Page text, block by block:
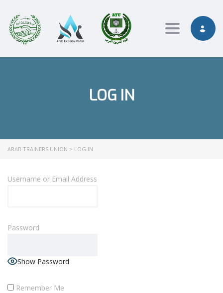
Toggle
LOG IN
ARAB TRAINERS UNION > LOG IN
Username or Email Address
Password
Show Password
Remember Me